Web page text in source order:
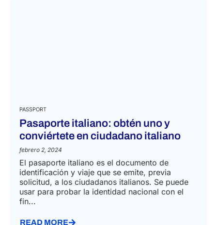
PASSPORT
Pasaporte italiano: obtén uno y
conviértete en ciudadano italiano
febrero 2, 2024
El pasaporte italiano es el documento de
identificación y viaje que se emite, previa
solicitud, a los ciudadanos italianos. Se puede
usar para probar la identidad nacional con el
fin...
READ MORE